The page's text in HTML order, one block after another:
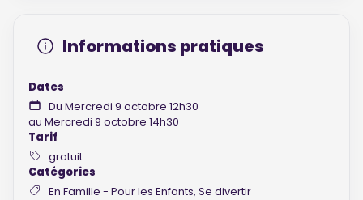
Informations pratiques
Dates
Du Mercredi 9 octobre 12h30
au Mercredi 9 octobre 14h30
Tarif
gratuit
Catégories
En Famille - Pour les Enfants, Se divertir